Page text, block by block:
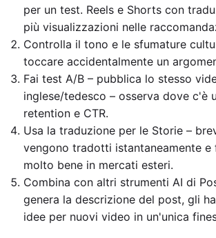
per un test. Reels e Shorts con
più visualizzazioni nelle
Controlla il tono e le sfumature
toccare accidentalmente un
Fai test A/B – pubblica lo stesso
inglese/tedesco – osserva dove c'è
retention e CTR.
Usa la traduzione per le Storie –
vengono tradotti istantaneamente e
molto bene in mercati esteri.
Combina con altri strumenti AI di
genera la descrizione del post, gli
idee per nuovi video in un'unica